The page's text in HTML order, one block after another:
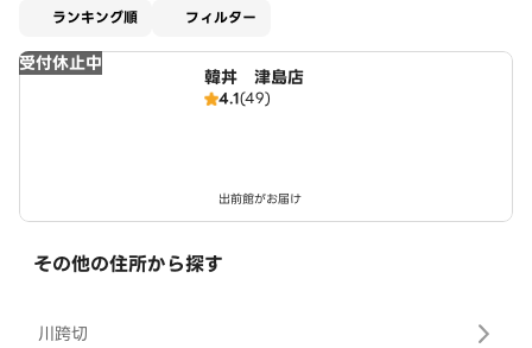
ランキング順 フィルター
受付休止中
韓丼 津島店
4.1(49)
出前館がお届け
その他の住所から探す
川跨切